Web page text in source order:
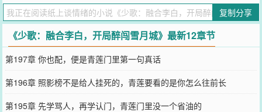
起”，点醒雷云鹤，重铸武道之心！\n\n一句“天上白玉京”，剑指苍
山，醉邀雪月剑仙李寒衣出剑！\n\n雷无桀看傻了：“这才是真剑仙
啊！”\n\n萧瑟瞳孔猛缩：“若得此人相助，天启可定！”\n\n百里东君举
杯大笑：“天下酒道，终于等来知音！”\n\n李寒衣面具坠落，耳畔桃花
微颤，眸光第一次乱了。\n\n他白衣仗剑，酒葫芦不离手。\n\n他念诗
成剑，举杯可斩天骄，醉后可破神游。\n\n这一世，苏白要让整个北
离江湖都知道——\n\n何为诗剑风流，何为谪仙临尘！
您要是觉得《少歌：融合李白，开局醉闯雪月城》还不错的话请不要
忘记向您QQ群和微博微信里的朋友推荐哦！
复制分享
《少歌：融合李白，开局醉闯雪月城》最新12章节
第197章 你也配，便是青莲门里第一句真话
第196章 照影榜不是给人挂死的，青莲要看的是你怎么往前长
第195章 先学骂人，再学认门，青莲门里没一个省油的